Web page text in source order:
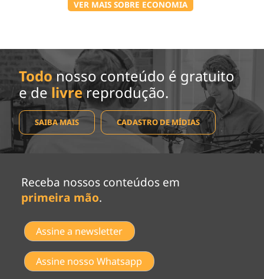
VER MAIS SOBRE ECONOMIA
Todo nosso conteúdo é gratuito
e de livrereprodução.
SAIBA MAIS CADASTRO DE MÍDIAS
Receba nossos conteúdos em
primeira mão.
Assine a newsletter
Assine nosso Whatsapp